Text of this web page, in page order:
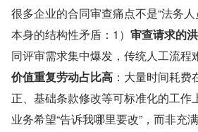
很多企业的合同审查痛点不是“法务
本身的结构性矛盾：1） 审查请求的
同评审需求集中爆发，传统人工流程
价值重复劳动占比高 ：大量时间耗
正、基础条款修改等可标准化的工作
业务希望“告诉我哪里要改”，而非充